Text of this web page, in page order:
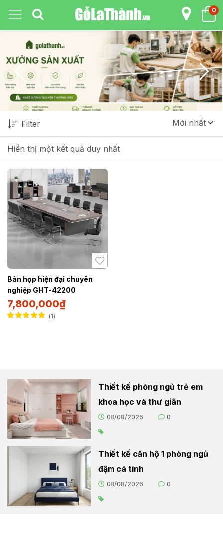
0
Hiển thị một kết quả duy nhất
Filter Mới nhất
Bàn họp hiện đại chuyên
nghiệp GHT-42200
7,800,000₫
1
Thiết kế phòng ngủ trẻ em
khoa học và thư giãn
08/08/2026 0
Thiết kế căn hộ 1 phòng ngủ
đậm cá tính
08/08/2026 0